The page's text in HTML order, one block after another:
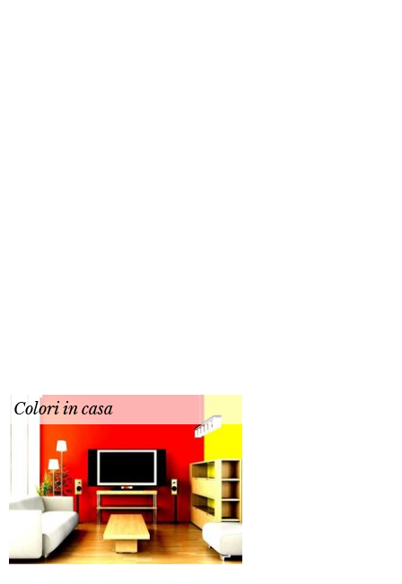
Colori in casa